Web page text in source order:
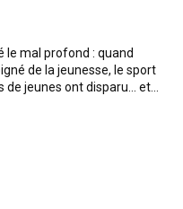
le mal profond : quand
de la jeunesse, le sport
de jeunes ont disparu… et...